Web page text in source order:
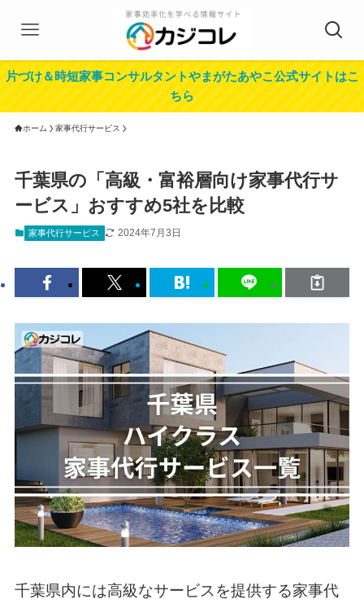
片づけ＆時短家事コンサルタントやまがたあやこ公式サイトはこ
ちら
ホーム 家事代行サービス
千葉県の「高級・富裕層向け家事代行サ
ービス」おすすめ5社を比較
家事代行サービス 2024年7月3日
千葉県内には高級なサービスを提供する家事代